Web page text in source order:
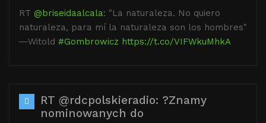
RT @briseidaalcala: "La naturaleza. No quiero
naturaleza, para mí la naturaleza son los hombres"
―Witold #Gombrowicz https://t.co/VIFWkuMhkA
RT @rdcpolskieradio: ?Znamy
nominowanych do